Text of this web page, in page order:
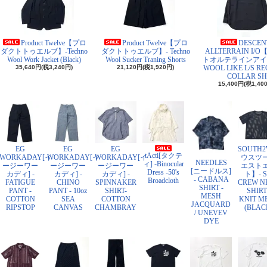
Product Twelve【プロ
ダクトトゥエルブ】-Techno
Wool Work Jacket (Black)
35,640円(税3,240円)
Product Twelve【プロ
ダクトトゥエルブ】- Techno
Wool Sucker Traning Shorts
21,120円(税1,920円)
ALLTERRAIN I/O
トオルテラインア
WOOL LIKE L/S
COLLAR SH
15,400円(税
EG
WORKADAY[イ
ージーワー
カディ] -
FATIGUE
PANT -
COTTON
RIPSTOP
EG
WORKADAY[イ
ージーワー
カディ] -
CHINO
PANT - 10oz
SEA
CANVAS
EG
WORKADAY[イ
ージーワー
カディ] -
SPINNAKER
SHIRT-
COTTON
CHAMBRAY
tActi[タクテ
ィ] -Binocular
Dress -50's
Broadcloth
NEEDLES
[ニードルス]
- CABANA
SHIRT -
MESH
JACQUARD
/ UNEVEV
DYE
ウスツ
エスト
ト】-
CREW
KNIT